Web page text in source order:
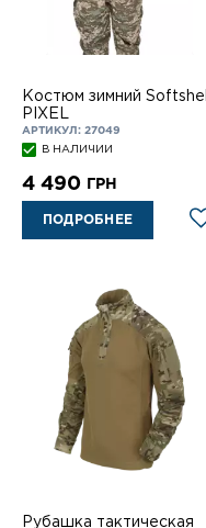
Костюм зимний Softshell
PIXEL
АРТИКУЛ: 27049
В НАЛИЧИИ
4 490 ГРН
ПОДРОБНЕЕ
Рубашка тактическая